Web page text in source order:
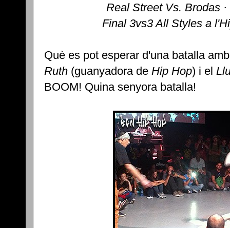
Real Street Vs. Brodas
Final 3vs3 All Styles a
Què es pot esperar d'una batalla
Ruth (guanyadora de Hip Hop) i el
BOOM! Quina senyora batalla!